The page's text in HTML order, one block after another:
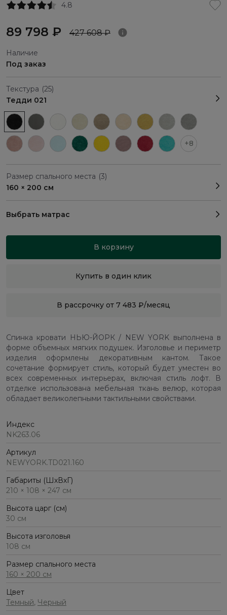
4.8
89 798 ₽ 427 608 ₽
Наличие
Под заказ
Текстура (25)
Тедди 021
+8
Размер спального места (3)
160 × 200 см
Выбрать матрас
В корзину
Купить в один клик
В рассрочку от 7 483 ₽/месяц
Спинка кровати НЬЮ-ЙОРК / NEW YORK выполнена в
форме объемных мягких подушек. Изголовье и периметр
изделия оформлены декоративным кантом. Такое
сочетание формирует стиль, который будет уместен во
всех современных интерьерах, включая стиль лофт. В
отделке использована мебельная ткань велюр, которая
обладает великолепными тактильными свойствами.
Индекс
NK263.06
Артикул
NEWYORK.TD021.160
Габариты (ШхВхГ)
210 × 108 × 247 см
Высота царг (см)
30 см
Высота изголовья
108 см
Размер спального места
160 × 200 см
Цвет
Темный, Черный